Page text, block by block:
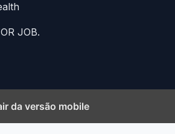
JOB.
da versão mobile